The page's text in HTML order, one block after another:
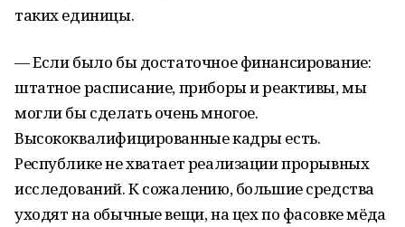
таких единицы.
— Если было бы достаточное финансирование:
штатное расписание, приборы и реактивы, мы
могли бы сделать очень многое.
Высококвалифицированные кадры есть.
Республике не хватает реализации прорывных
исследований. К сожалению, большие средства
уходят на обычные вещи, на цех по фасовке мёда